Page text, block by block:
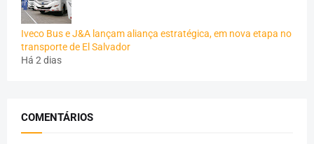
Iveco Bus e J&A lançam aliança estratégica, em nova etapa no
transporte de El Salvador
Há 2 dias
COMENTÁRIOS